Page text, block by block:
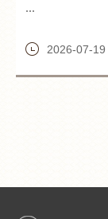
...
2026-07-19